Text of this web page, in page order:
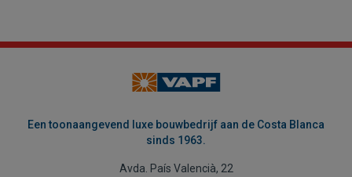
Een toonaangevend luxe bouwbedrijf aan de Costa Blanca
sinds 1963.
Avda. País Valencià, 22